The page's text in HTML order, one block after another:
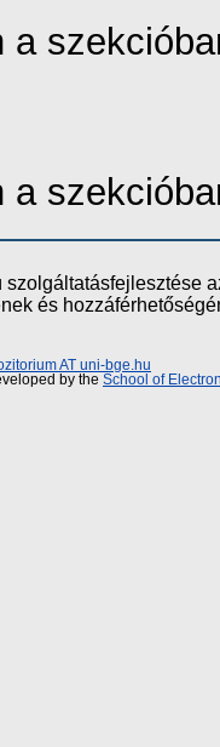
a
a
és
AT uni-bge.hu
by the School of